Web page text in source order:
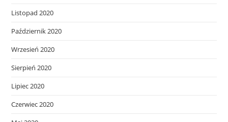
Listopad 2020
Październik 2020
Wrzesień 2020
Sierpień 2020
Lipiec 2020
Czerwiec 2020